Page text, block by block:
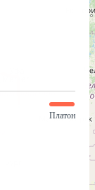
Платон